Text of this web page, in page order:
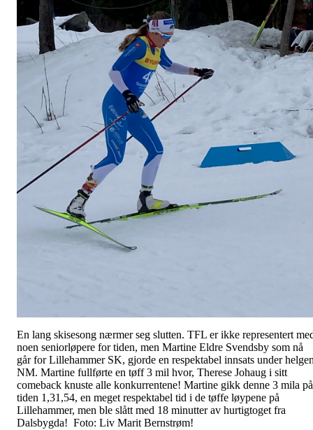
En lang skisesong nærmer seg slutten. TFL er ikke representert
noen seniorløpere for tiden, men Martine Eldre Svendsby som nå
går for Lillehammer SK, gjorde en respektabel innsats under
NM. Martine fullførte en tøff 3 mil hvor, Therese Johaug i sitt
comeback knuste alle konkurrentene! Martine gikk denne 3 mila på
tiden 1,31,54, en meget respektabel tid i de tøffe løypene på
Lillehammer, men ble slått med 18 minutter av hurtigtoget fra
Dalsbygda! Foto: Liv Marit Bernstrøm!